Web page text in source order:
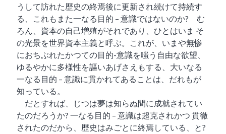
評論
映画
図録
紀行
雑誌「子午線 原理・形態・批評」
創刊の辞
雑誌 子午線
うして訪れた歴史の終焉後に更新され続けて持続す
る、これもまた一なる目的 – 意識ではないのか? む
ろん、資本の自己増殖がそれであり、ひとはいま そ
の光景を世界資本主義と呼ぶ。これが、いまや無惨
におちぶれたかつての目的-意識を嗤う自由な欲望、
ゆるやかに多様性を謳いあげさえもする、大いなる
一なる目的 – 意識に貫かれてあることは、だれもが
知っている。
だとすれば、じつは夢は知らぬ間に成就されてい
たのだろうか? 一なる目的 – 意識は超克されかつ 貫徹
されたのだから、歴史はみごとに終焉している、と?